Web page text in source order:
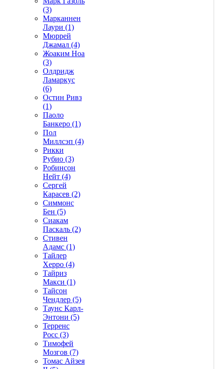
(3)
Марканнен
Лаури (1)
Мюррей
Джамал (4)
Жоаким Ноа
(3)
Олдридж
Ламаркус
(6)
Остин Ривз
(1)
Паоло
Банкеро (1)
Пол
Миллсэп (4)
Рикки
Рубио (3)
Робинсон
Нейт (4)
Сергей
Карасев (2)
Симмонс
Бен (5)
Сиакам
Паскаль (2)
Стивен
Адамс (1)
Тайлер
Херро (4)
Тайриз
Макси (1)
Тайсон
Чендлер (5)
Таунс Карл-
Энтони (5)
Терренс
Росс (3)
Тимофей
Мозгов (7)
Томас Айзея